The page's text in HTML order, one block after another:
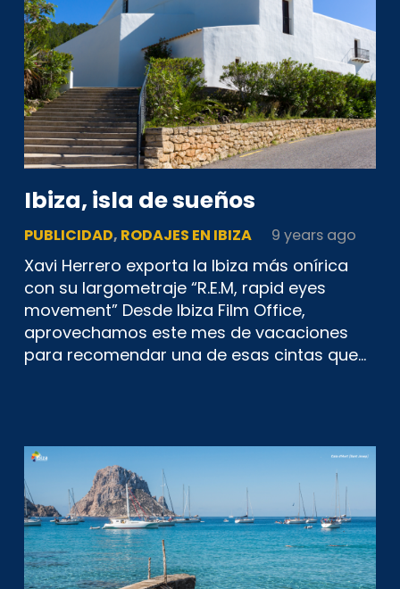
Ibiza, isla de sueños
PUBLICIDAD, RODAJES EN IBIZA 9 years ago
Xavi Herrero exporta la Ibiza más onírica
con su largometraje “R.E.M, rapid eyes
movement” Desde Ibiza Film Office,
aprovechamos este mes de vacaciones
para recomendar una de esas cintas que…